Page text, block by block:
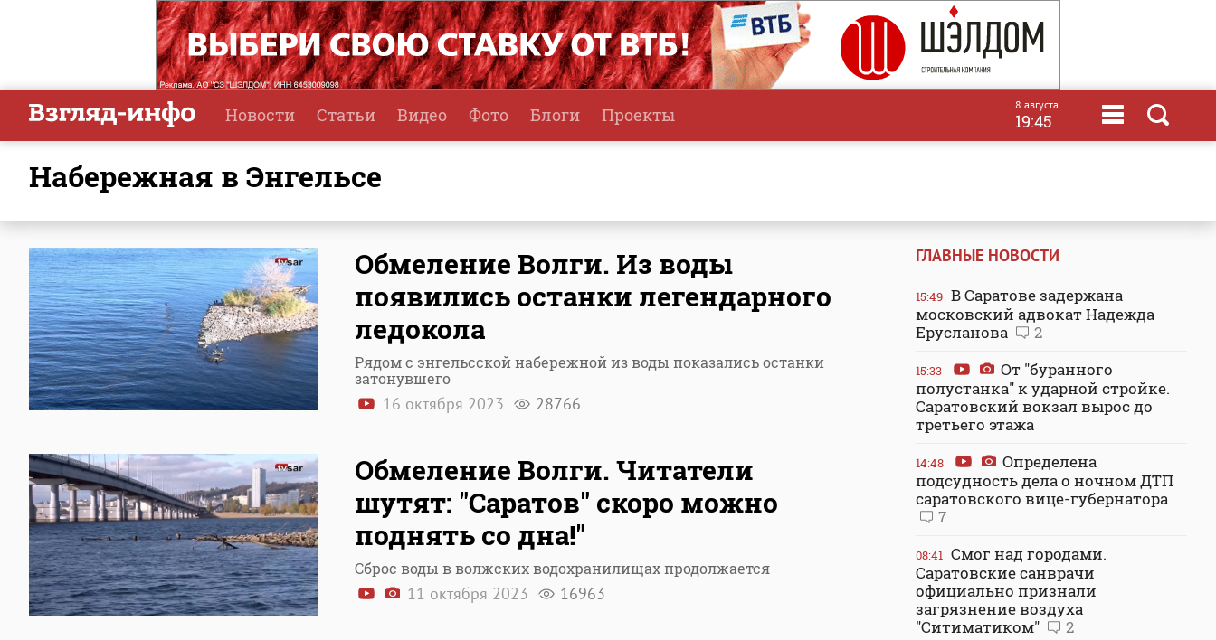
Новости Статьи Видео Фото Блоги Проекты 8 августа
19:45
набережная в Энгельсе
Обмеление Волги. Из воды
появились останки легендарного
ледокола
Рядом с энгельсской набережной из воды показались останки
затонувшего
16 октября 2023 28766
Обмеление Волги. Читатели
шутят: "Саратов" скоро можно
поднять со дна!"
Сброс воды в волжских водохранилищах продолжается
11 октября 2023 16963
ГЛАВНЫЕ НОВОСТИ
15:49 В Саратове задержана
московский адвокат Надежда
Ерусланова
2
15:33
От "буранного
полустанка" к ударной стройке.
Саратовский вокзал вырос до
третьего этажа
14:48
Определена
подсудность дела о ночном ДТП
саратовского вице-губернатора
7
08:41 Смог над городами.
Саратовские санврачи
официально признали
загрязнение воздуха
"Ситиматиком"
2